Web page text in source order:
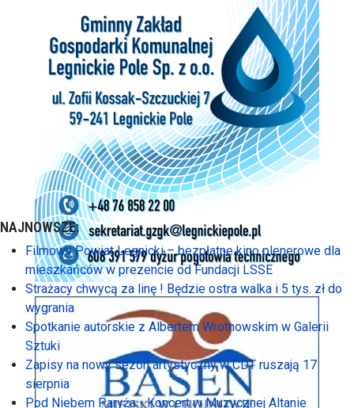
NAJNOWSZE:
Filmowy Powiat Legnicki – bezpłatne kino plenerowe dla
mieszkańców w prezencie od Fundacji LSSE
Strażacy chwycą za linę ! Będzie ostra walka i 5 tys. zł do
wygrania
Spotkanie autorskie z Albertem Wrotnowskim w Galerii
Sztuki
Zapisy na nowy sezon artystyczny w CDT ruszają 17
sierpnia
Pod Niebem Paryża - Koncert w Muzycznej Altanie